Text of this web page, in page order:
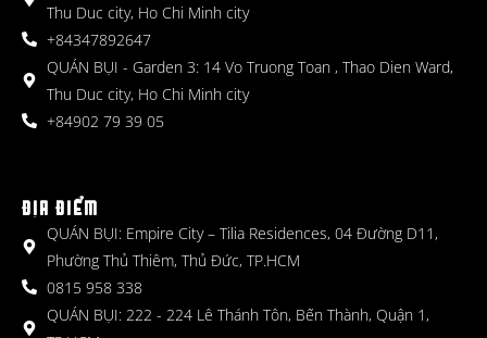
Thu Duc city, Ho Chi Minh city
+84347892647
QUÁN BỤI - Garden 3: 14 Vo Truong Toan , Thao Dien Ward,
Thu Duc city, Ho Chi Minh city
+84902 79 39 05
ĐỊA ĐIỂM
QUÁN BỤI: Empire City – Tilia Residences, 04 Đường D11,
Phường Thủ Thiêm, Thủ Đức, TP.HCM
0815 958 338
QUÁN BỤI: 222 - 224 Lê Thánh Tôn, Bến Thành, Quận 1,